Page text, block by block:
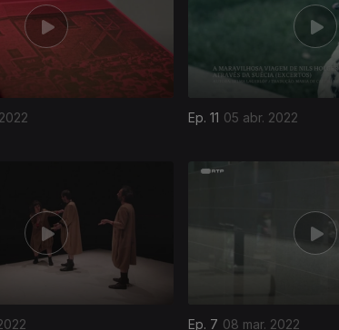
Ep. 11 05 abr. 2022
Ep. 7 08 mar. 2022